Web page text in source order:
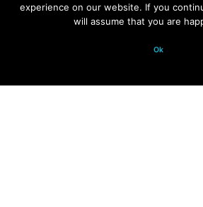
2008 年第 39 卷第 9
期 - 總號第 465 期
期 -
experience on our website. If you
will assume that you are
Ok